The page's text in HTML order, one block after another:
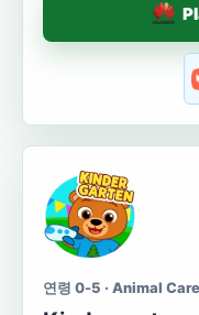
연령 0-5 · Animal Care